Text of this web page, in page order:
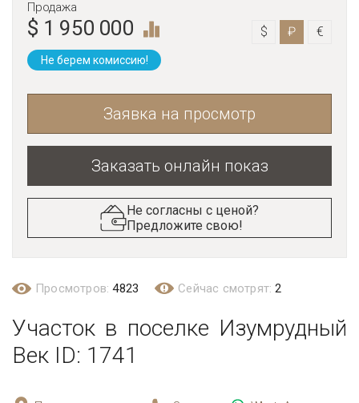
Продажа
$ 1 950 000 $ ₽ €
Не берем комиссию!
Заявка на просмотр
Заказать онлайн показ
Не согласны с ценой?
Предложите свою!
Просмотров:4823 Сейчас смотрят:2
Участок в поселке Изумрудный
Век ID: 1741